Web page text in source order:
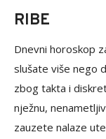
RIBE
Dnevni horoskop
slušate više nego
zbog takta i
nježnu,
zauzete nalaze